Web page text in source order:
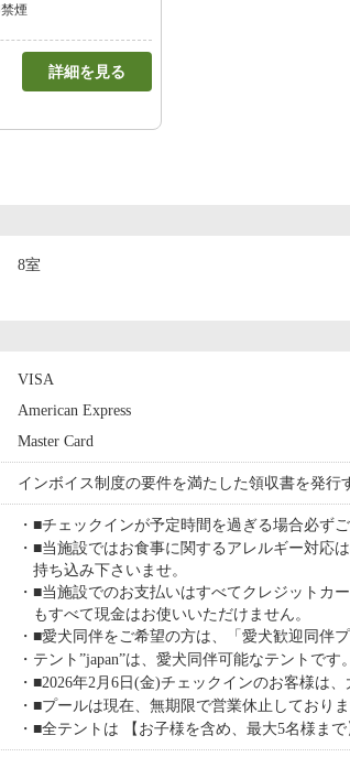
禁煙
詳細を見る
8室
VISA
American Express
Master Card
インボイス制度の要件を満たした領収書を発行
■チェックインが予定時間を過ぎる場合必ずご
■当施設ではお食事に関するアレルギー対応
持ち込み下さいませ。
■当施設でのお支払いはすべてクレジットカ
もすべて現金はお使いいただけません。
■愛犬同伴をご希望の方は、「愛犬歓迎同伴
テント”japan”は、愛犬同伴可能なテントで
■2026年2月6日(金)チェックインのお客様は
■プールは現在、無期限で営業休止しており
■全テントは 【お子様を含め、最大5名様ま